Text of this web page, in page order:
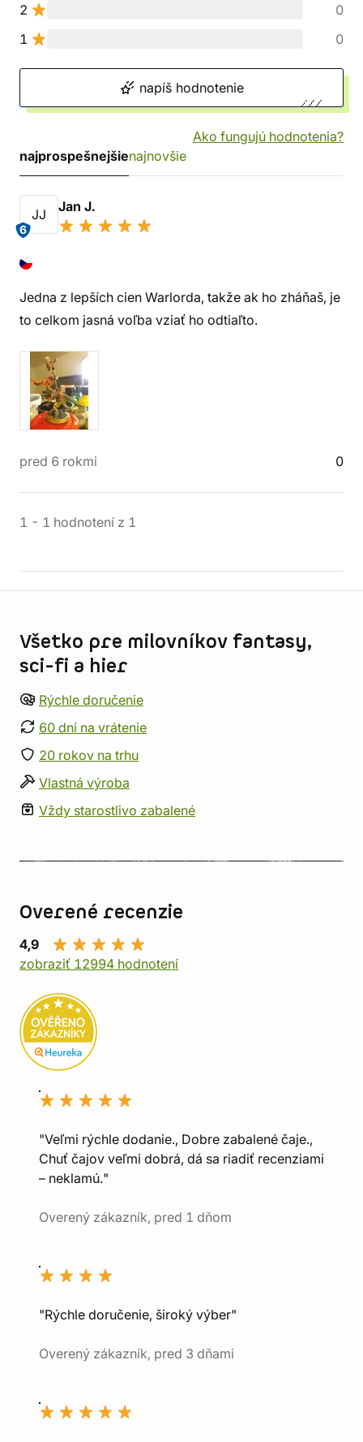
2
0
1
0
napíš hodnotenie
Ako fungujú hodnotenia?
najprospešnejšienajnovšie
JJ
6
Jan J.
Jedna z lepších cien Warlorda, takže ak ho zháňaš, je
to celkom jasná voľba vziať ho odtiaľto.
pred 6 rokmi 0
1 - 1 hodnotení z 1
Všetko pre milovníkov fantasy,
sci-fi a hier
Rýchle doručenie
60 dní na vrátenie
20 rokov na trhu
Vlastná výroba
Vždy starostlivo zabalené
Overené recenzie
4,9
zobraziť 12994 hodnotení
"Veľmi rýchle dodanie., Dobre zabalené čaje.,
Chuť čajov veľmi dobrá, dá sa riadiť recenziami
– neklamú."
Overený zákazník, pred 1 dňom
"Rýchle doručenie, široký výber"
Overený zákazník, pred 3 dňami